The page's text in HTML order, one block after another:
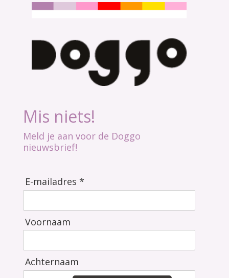
Mis niets!
Meld je aan voor de Doggo
nieuwsbrief!
E-mailadres *
Voornaam
Achternaam